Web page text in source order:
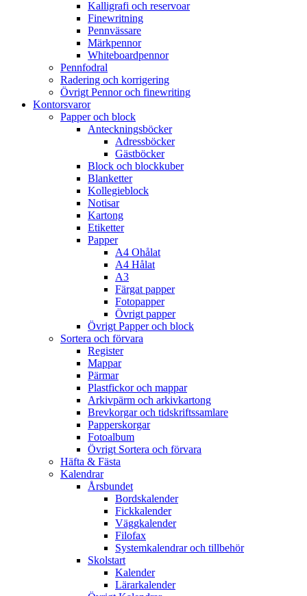
Kalligrafi och reservoar
Finewritning
Pennvässare
Märkpennor
Whiteboardpennor
Pennfodral
Radering och korrigering
Övrigt Pennor och finewriting
Kontorsvaror
Papper och block
Anteckningsböcker
Adressböcker
Gästböcker
Block och blockkuber
Blanketter
Kollegieblock
Notisar
Kartong
Etiketter
Papper
A4 Ohålat
A4 Hålat
A3
Färgat papper
Fotopapper
Övrigt papper
Övrigt Papper och block
Sortera och förvara
Register
Mappar
Pärmar
Plastfickor och mappar
Arkivpärm och arkivkartong
Brevkorgar och tidskriftssamlare
Papperskorgar
Fotoalbum
Övrigt Sortera och förvara
Häfta & Fästa
Kalendrar
Årsbundet
Bordskalender
Fickkalender
Väggkalender
Filofax
Systemkalendrar och tillbehör
Skolstart
Kalender
Lärarkalender